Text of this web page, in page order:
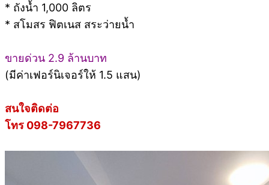
* ถังน้ำ 1,000 ลิตร
* สโมสร ฟิตเนส สระว่ายน้ำ
ขายด่วน 2.9 ล้านบาท
(มีค่าเฟอร์นิเจอร์ให้ 1.5 แสน)
สนใจติดต่อ
โทร 098-7967736